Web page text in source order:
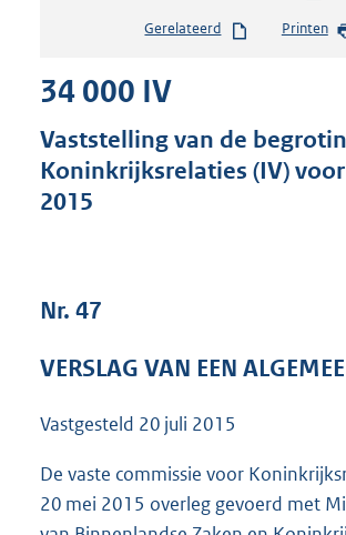
s
s
g
1
Gerelateerd Printen
34 000 IV
Vaststelling van de
Koninkrijksrelaties (IV)
2015
Nr. 47
VERSLAG VAN EEN
Vastgesteld 20 juli 2015
De vaste commissie voor
20 mei 2015 overleg gevoerd met